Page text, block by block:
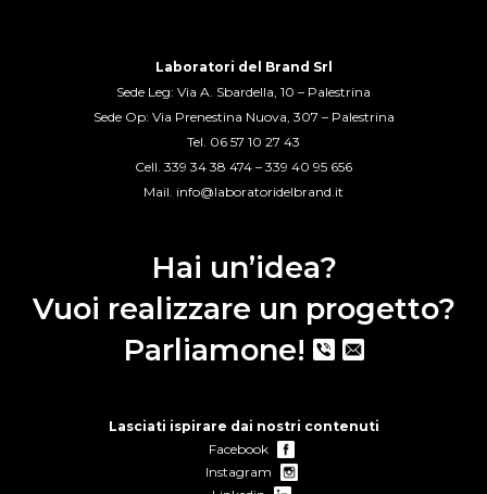
Laboratori del Brand Srl
Sede Leg: Via A. Sbardella, 10 – Palestrina
Sede Op: Via Prenestina Nuova, 307 – Palestrina
Tel. 06 57 10 27 43
Cell. 339 34 38 474 – 339 40 95 656
Mail. info@laboratoridelbrand.it
Hai un’idea?
Vuoi realizzare un progetto?
Parliamone!
Lasciati ispirare dai nostri contenuti
Facebook
Instagram